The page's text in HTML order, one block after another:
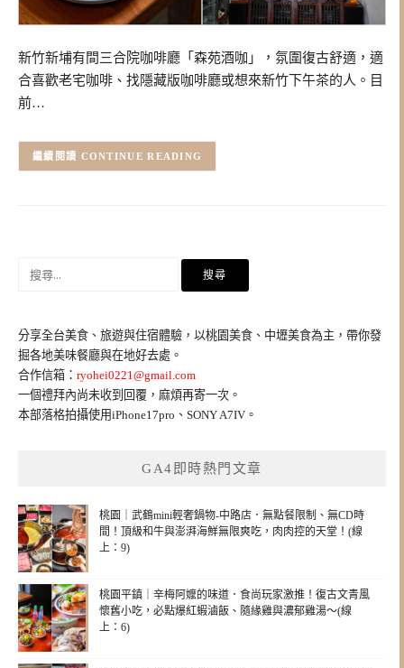
新竹新埔有間三合院咖啡廳「森苑酒咖」，氛圍復古舒適，適
合喜歡老宅咖啡、找隱藏版咖啡廳或想來新竹下午茶的人。目
前…
CONTINUE READING
字:
分享全台美食、旅遊與住宿體驗，以桃園美食、中壢美食為主，帶你發
掘各地美味餐廳與在地好去處。
合作信箱： ryohei0221@gmail.com
一個禮拜內尚未收到回覆，麻煩再寄一次。
本部落格拍攝使用iPhone17pro、SONY A7IV。
GA4即時熱門文章
桃園｜武鶴mini輕奢鍋物-中路店．無點餐限制、無CD時
間！頂級和牛與澎湃海鮮無限爽吃，肉肉控的天堂！(線
上：9)
桃園平鎮｜辛梅阿嬤的味道．食尚玩家激推！復古文青風
懷舊小吃，必點爆紅蝦滷飯、隨緣雞與濃郁雞湯～(線
上：6)